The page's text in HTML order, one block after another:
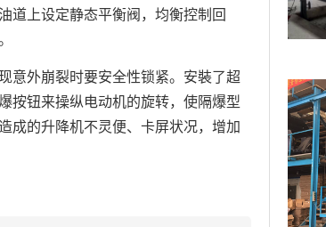
道上设定静态平衡阀，均衡控制回
外崩裂时要安全性锁紧。安裝了超
按钮来操纵电动机的旋转，使隔爆型
成的升降机不灵便、卡屏状况，增加